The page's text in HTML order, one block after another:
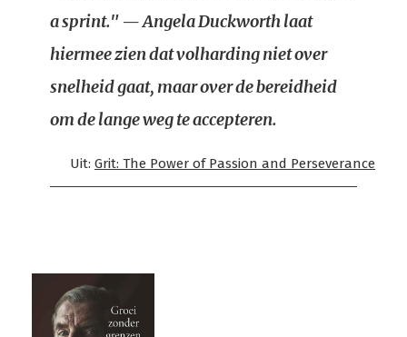
a sprint." — Angela Duckworth laat
hiermee zien dat volharding niet over
snelheid gaat, maar over de bereidheid
om de lange weg te accepteren.
Uit: Grit: The Power of Passion and Perseverance